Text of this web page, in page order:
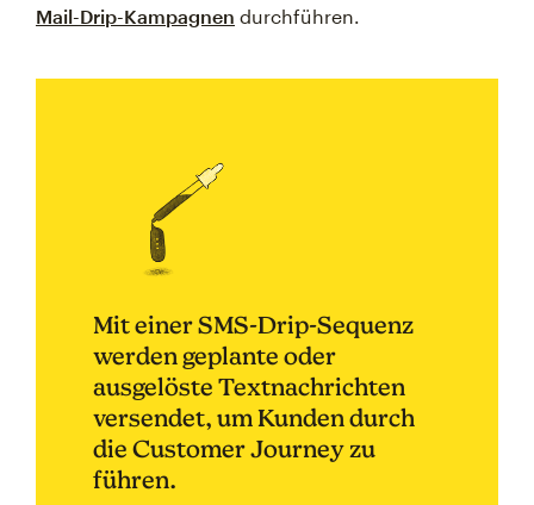
Mail-Drip-Kampagnen durchführen.
Mit einer SMS-Drip-Sequenz
werden geplante oder
ausgelöste Textnachrichten
versendet, um Kunden durch
die Customer Journey zu
führen.